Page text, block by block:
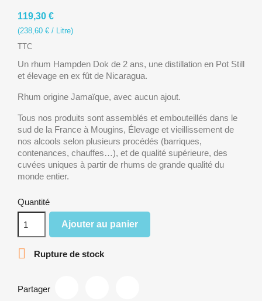
119,30 €
(238,60 € / Litre)
TTC
Un rhum Hampden Dok de 2 ans, une distillation en Pot Still
et élevage en ex fût de Nicaragua.
Rhum origine Jamaïque, avec aucun ajout.
Tous nos produits sont assemblés et embouteillés dans le
sud de la France à Mougins, Élevage et vieillissement de
nos alcools selon plusieurs procédés (barriques,
contenances, chauffes…), et de qualité supérieure, des
cuvées uniques à partir de rhums de grande qualité du
monde entier.
Quantité
Ajouter au panier
 Rupture de stock
Partager